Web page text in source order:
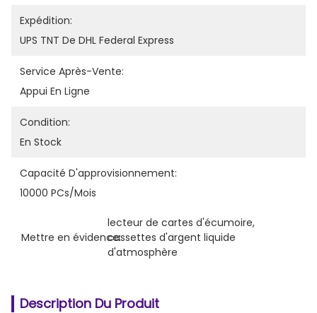
Expédition:
UPS TNT De DHL Federal Express
Service Après-Vente:
Appui En Ligne
Condition:
En Stock
Capacité D'approvisionnement:
10000 PCs/mois
Mettre en évidence:
lecteur de cartes d'écumoire,
cassettes d'argent liquide
d'atmosphère
Description Du Produit